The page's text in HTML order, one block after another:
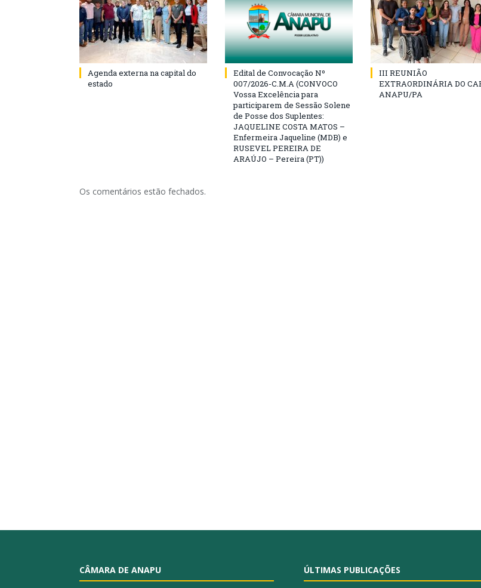
Agenda externa na capital do
estado
Edital de Convocação Nº
007/2026-C.M.A (CONVOCO
Vossa Excelência para
participarem de Sessão Solene
de Posse dos Suplentes:
JAQUELINE COSTA MATOS –
Enfermeira Jaqueline (MDB) e
RUSEVEL PEREIRA DE
ARAÚJO – Pereira (PT))
III REUNIÃO
EXTRAORDINÁRIA DO
ANAPU/PA
Os comentários estão fechados.
CÂMARA DE ANAPU ÚLTIMAS PUBLICAÇÕES